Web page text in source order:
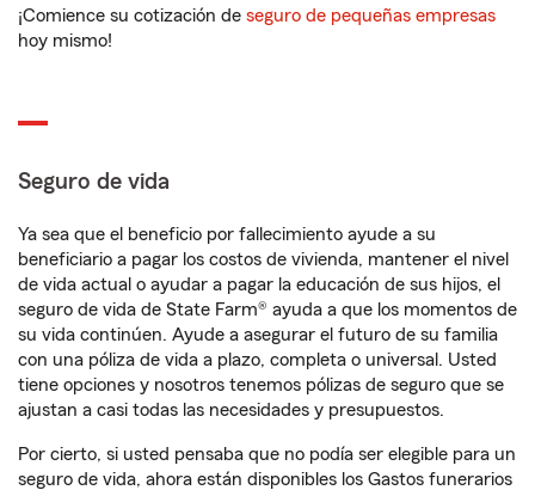
¡Comience su cotización de seguro de pequeñas empresas
hoy mismo!
Seguro de vida
Ya sea que el beneficio por fallecimiento ayude a su
beneficiario a pagar los costos de vivienda, mantener el nivel
de vida actual o ayudar a pagar la educación de sus hijos, el
seguro de vida de State Farm® ayuda a que los momentos de
su vida continúen. Ayude a asegurar el futuro de su familia
con una póliza de vida a plazo, completa o universal. Usted
tiene opciones y nosotros tenemos pólizas de seguro que se
ajustan a casi todas las necesidades y presupuestos.
Por cierto, si usted pensaba que no podía ser elegible para un
seguro de vida, ahora están disponibles los Gastos funerarios